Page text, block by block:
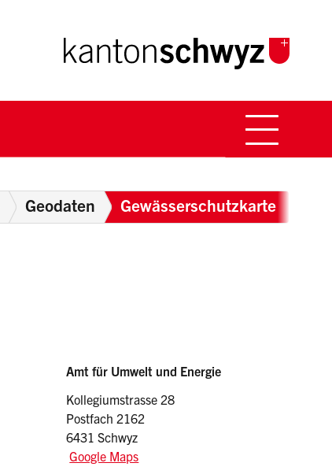
Breadcrumb
Geodaten Gewässerschutzkarte
Sidebar
Adresse
Amt für Umwelt und Energie
Kollegiumstrasse 28
Postfach 2162
6431 Schwyz
Google Maps